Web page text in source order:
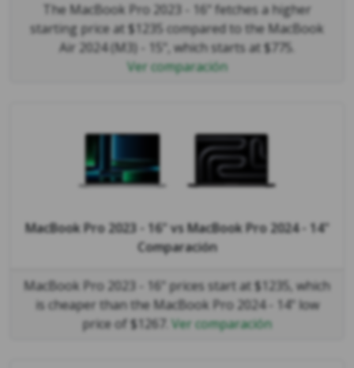
The MacBook Pro 2023 - 16" fetches a higher
starting price at $1235 compared to the MacBook
Air 2024 (M3) - 15", which starts at $775.
Ver comparación
MacBook Pro 2023 - 16" vsMacBook Pro 2024 - 14"
Comparación
MacBook Pro 2023 - 16" prices start at $1235, which
is cheaper than the MacBook Pro 2024 - 14" low
price of $1267. Ver comparación